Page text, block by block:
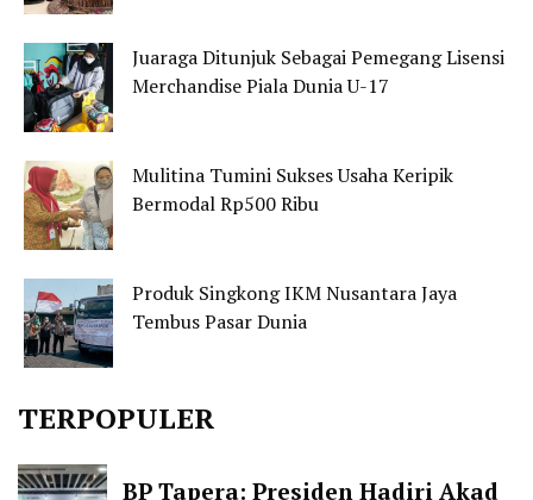
Juaraga Ditunjuk Sebagai Pemegang Lisensi
Merchandise Piala Dunia U-17
Mulitina Tumini Sukses Usaha Keripik
Bermodal Rp500 Ribu
Produk Singkong IKM Nusantara Jaya
Tembus Pasar Dunia
TERPOPULER